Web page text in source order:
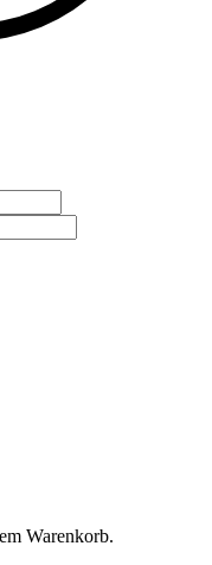
Warenkorb.